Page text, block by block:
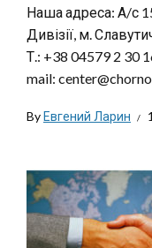
Наша адреса: А/с
Дивізії, м.
Т.: +38 04579 2 30
mail:
ByЕвгений Ларин